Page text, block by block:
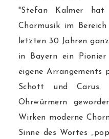
"Stefan Kalmer hat
Chormusik im
letzten 30 Jahren
in Bayern ein
eigene Arrangements
Schott und Carus.
Ohrwürmern
Wirken moderne
Sinne des Wortes